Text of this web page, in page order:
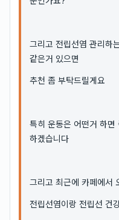
그리고 전립선염 관리하
같은거 있으면
추천 좀 부탁드릴게요
특히 운동은 어떤거 하면
하겠습니다
그리고 최근에 카페에서
전립선염이랑 전립선 건